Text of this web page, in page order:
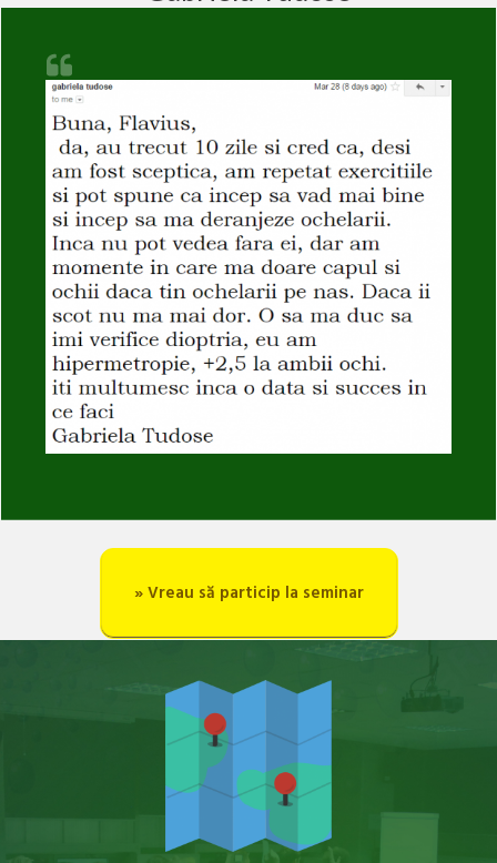
» Vreau să particip la seminar